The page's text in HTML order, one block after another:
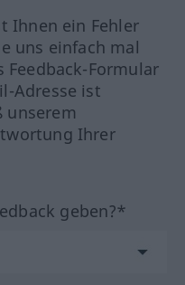
Ihnen ein Fehler
uns einfach mal
Feedback-Formular
Adresse ist
unserem
Ihrer
geben?*